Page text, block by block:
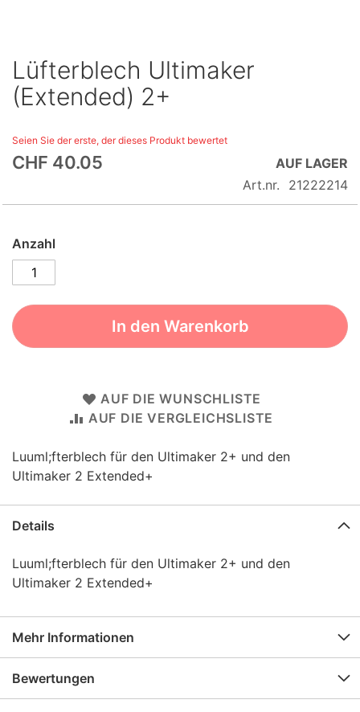
Lüfterblech Ultimaker
(Extended) 2+
Seien Sie der erste, der dieses Produkt bewertet
CHF 40.05
AUF LAGER
Art.nr.
21222214
Anzahl
In den Warenkorb
AUF DIE WUNSCHLISTE
AUF DIE VERGLEICHSLISTE
Luuml;fterblech für den Ultimaker 2+ und den
Ultimaker 2 Extended+
Skip
to
the
of
the
gallery
Details
Luuml;fterblech für den Ultimaker 2+ und den
Ultimaker 2 Extended+
Mehr Informationen
Bewertungen